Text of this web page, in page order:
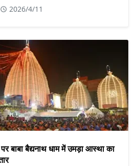
2026/4/11
बाबा बैद्यनाथ धाम में उमड़ा आस्था का